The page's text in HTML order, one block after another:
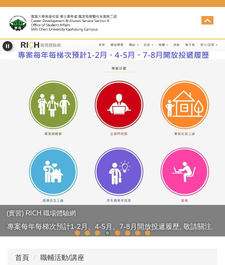
跳
到
主
要
內
(實習) RICH 職場體驗網
專案每年每梯次預計1-2月、4-5月、7-8月開放投遞履歷, 敬請關注.
首頁 職輔活動/講座